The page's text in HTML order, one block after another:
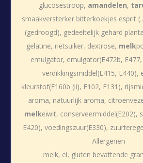
glucosestroop, amandelen,
smaakversterker bitterkoekjes esprit
(gedroogd), gedeeltelijk gehard
gelatine, rietsuiker, dextrose, melk
emulgator, emulgator(E472b,
verdikkingsmiddel(E415, E440),
kleurstof(E160b (ii), E102, E131),
aroma, natuurlijk aroma,
melkeiwit, conserveermiddel(E202),
E420), voedingszuur(E330),
Allergenen
melk, ei, gluten bevattende